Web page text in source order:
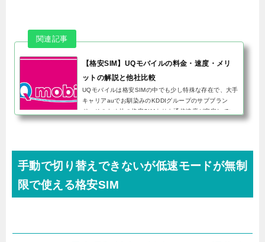
【格安SIM】UQモバイルの料金・速度・メリ
ットの解説と他社比較
UQモバイルは格安SIMの中でも少し特殊な存在で、大手
キャリアauでお馴染みのKDDIグループのサブブラン
ド。そのため他の格安SIMよりも通信速度が安定してい
て、格安SIMの弱点である混雑時の通信速度も良好で
手動で切り替えできないが低速モードが無制
限で使える格安SIM